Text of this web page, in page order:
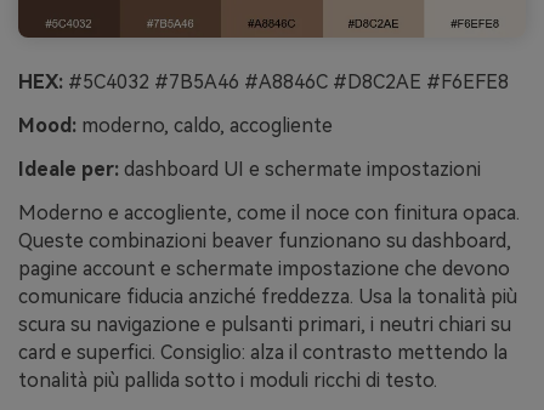
HEX: #5C4032 #7B5A46 #A8846C #D8C2AE #F6EFE8
Mood: moderno, caldo, accogliente
Ideale per: dashboard UI e schermate impostazioni
Moderno e accogliente, come il noce con finitura opaca.
Queste combinazioni beaver funzionano su dashboard,
pagine account e schermate impostazione che devono
comunicare fiducia anziché freddezza. Usa la tonalità più
scura su navigazione e pulsanti primari, i neutri chiari su
card e superfici. Consiglio: alza il contrasto mettendo la
tonalità più pallida sotto i moduli ricchi di testo.